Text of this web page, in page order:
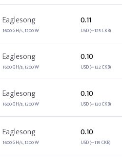
Eaglesong
1600 GH/s, 1200 W
0.11
USD (~125 CKB)
Eaglesong
1600 GH/s, 1200 W
0.10
USD (~122 CKB)
Eaglesong
1600 GH/s, 1200 W
0.10
USD (~120 CKB)
Eaglesong
1600 GH/s, 1200 W
0.10
USD (~119 CKB)